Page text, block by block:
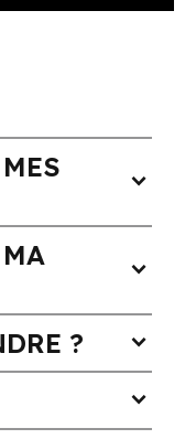
expand_more
expand_more
? expand_more
expand_more